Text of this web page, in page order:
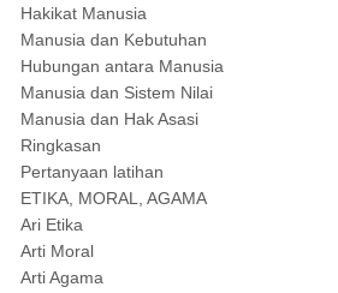
Hakikat Manusia
Manusia dan Kebutuhan
Hubungan antara Manusia
Manusia dan Sistem Nilai
Manusia dan Hak Asasi
Ringkasan
Pertanyaan latihan
ETIKA, MORAL, AGAMA
Ari Etika
Arti Moral
Arti Agama